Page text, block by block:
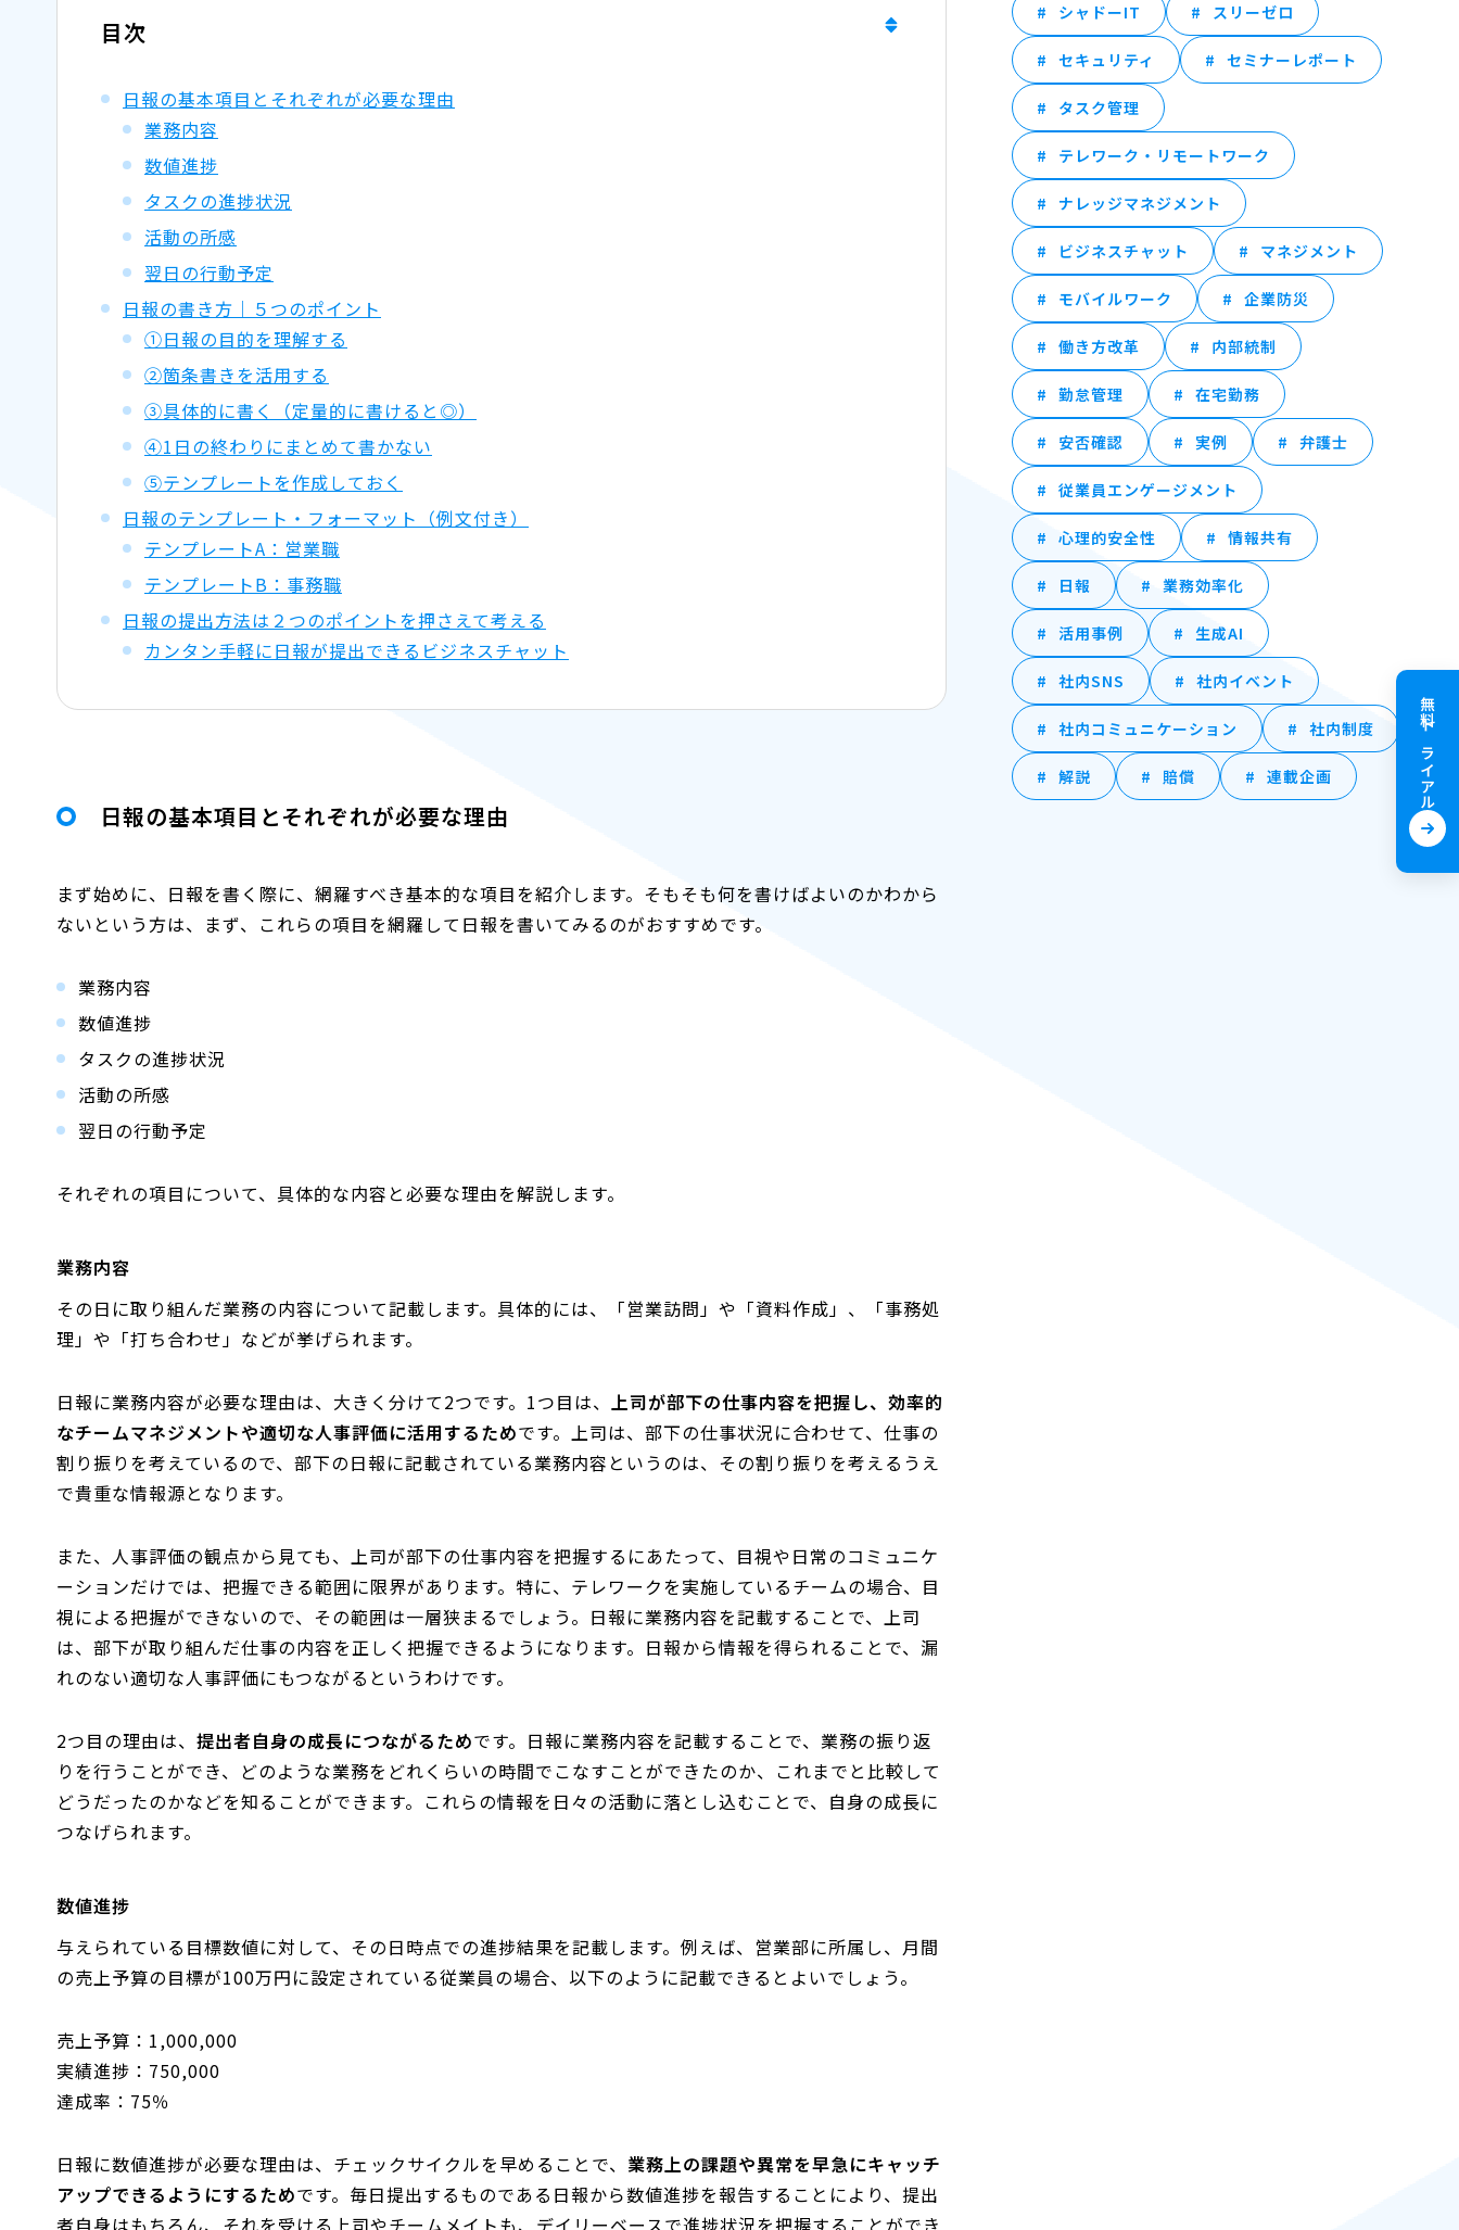
無料トライアル
目次
日報の基本項目とそれぞれが必要な理由
業務内容
数値進捗
タスクの進捗状況
活動の所感
翌日の行動予定
日報の書き方｜５つのポイント
①日報の目的を理解する
②箇条書きを活用する
③具体的に書く（定量的に書けると◎）
④1日の終わりにまとめて書かない
⑤テンプレートを作成しておく
日報のテンプレート・フォーマット（例文付き）
テンプレートA：営業職
テンプレートB：事務職
日報の提出方法は２つのポイントを押さえて考える
カンタン手軽に日報が提出できるビジネスチャット
日報の基本項目とそれぞれが必要な理由
まず始めに、日報を書く際に、網羅すべき基本的な項目を紹介します。そもそも何を書けばよいのかわから
ないという方は、まず、これらの項目を網羅して日報を書いてみるのがおすすめです。
業務内容
数値進捗
タスクの進捗状況
活動の所感
翌日の行動予定
それぞれの項目について、具体的な内容と必要な理由を解説します。
業務内容
その日に取り組んだ業務の内容について記載します。具体的には、「営業訪問」や「資料作成」、「事務処
理」や「打ち合わせ」などが挙げられます。
日報に業務内容が必要な理由は、大きく分けて2つです。1つ目は、 上司が部下の仕事内容を把握し、効率的
なチームマネジメントや適切な人事評価に活用するためです。上司は、部下の仕事状況に合わせて、仕事の
割り振りを考えているので、部下の日報に記載されている業務内容というのは、その割り振りを考えるうえ
で貴重な情報源となります。
また、人事評価の観点から見ても、上司が部下の仕事内容を把握するにあたって、目視や日常のコミュニケ
ーションだけでは、把握できる範囲に限界があります。特に、テレワークを実施しているチームの場合、目
視による把握ができないので、その範囲は一層狭まるでしょう。日報に業務内容を記載することで、上司
は、部下が取り組んだ仕事の内容を正しく把握できるようになります。日報から情報を得られることで、漏
れのない適切な人事評価にもつながるというわけです。
2つ目の理由は、 提出者自身の成長につながるためです。日報に業務内容を記載することで、業務の振り返
りを行うことができ、どのような業務をどれくらいの時間でこなすことができたのか、これまでと比較して
どうだったのかなどを知ることができます。これらの情報を日々の活動に落とし込むことで、自身の成長に
つなげられます。
数値進捗
与えられている目標数値に対して、その日時点での進捗結果を記載します。例えば、営業部に所属し、月間
の売上予算の目標が100万円に設定されている従業員の場合、以下のように記載できるとよいでしょう。
売上予算：1,000,000
実績進捗：750,000
達成率：75％
日報に数値進捗が必要な理由は、チェックサイクルを早めることで、 業務上の課題や異常を早急にキャッチ
アップできるようにするためです。毎日提出するものである日報から数値進捗を報告することにより、提出
シャドーIT スリーゼロ
セキュリティ セミナーレポート
タスク管理
テレワーク・リモートワーク
ナレッジマネジメント
ビジネスチャット マネジメント
モバイルワーク 企業防災
働き方改革 内部統制
勤怠管理 在宅勤務
安否確認 実例 弁護士
従業員エンゲージメント
心理的安全性 情報共有
日報 業務効率化
活用事例 生成AI
社内SNS 社内イベント
社内コミュニケーション 社内制度
解説 賠償 連載企画